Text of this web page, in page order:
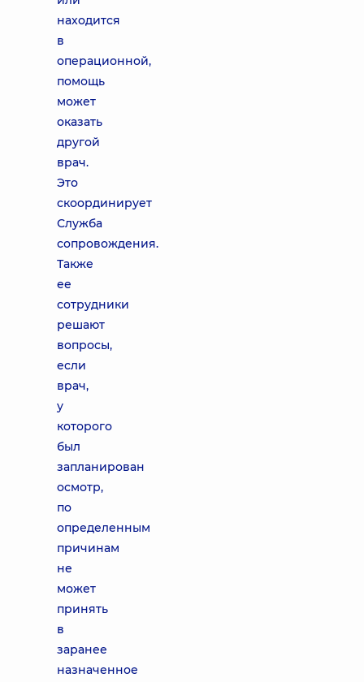
находится
в
операционной,
помощь
может
оказать
другой
врач.
Это
скоординирует
Служба
сопровождения.
Также
ее
сотрудники
решают
вопросы,
если
врач,
у
которого
был
запланирован
осмотр,
по
определенным
причинам
не
может
принять
в
заранее
назначенное